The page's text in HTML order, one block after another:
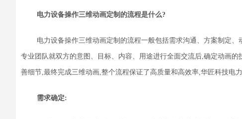
电力设备操作三维动画定制的流程是什么?
电力设备操作三维动画定制的流程一般包括需求沟通、方案制定
专业团队就双方的意图、目标、内容、用途进行全面交流后,确定动画
善细节,最终完成三维动画,整个流程保证了高质量和高效率,华匠科技电
需求确定: